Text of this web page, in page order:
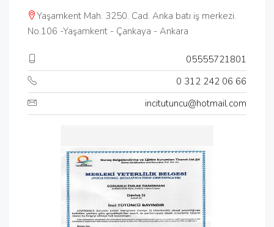
Yaşamkent Mah. 3250. Cad. Anka batı iş merkezi.
No.106 -Yaşamkent - Çankaya - Ankara
05555721801
0 312 242 06 66
incitutuncu@hotmail.com